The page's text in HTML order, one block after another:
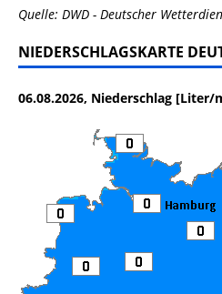
Quelle: DWD - Deutscher
NIEDERSCHLAGSKARTE
06.08.2026, Niederschlag [Liter/